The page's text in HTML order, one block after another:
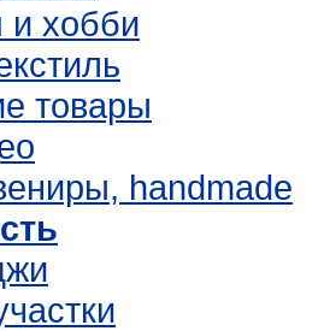
и хобби
товары
handmade